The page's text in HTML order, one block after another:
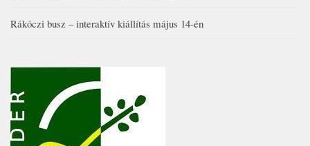
Rákóczi busz – interaktív kiállítás május 14-én